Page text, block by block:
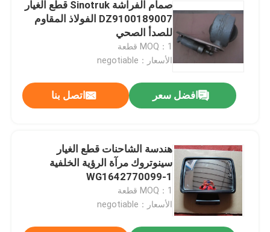
صمام الفراشة Sinotruk قطع الغيار
DZ9100189007 الفولاذ المقاوم
للصدأ الصحي
MOQ：1 قطعة
الأسعار：negotiable
افضل سعر اتصل بنا
هندسة الشاحنات قطع الغيار
سينوتروك مرآة الرؤية الخلفية
WG1642770099-1
MOQ：1 قطعة
الأسعار：negotiable